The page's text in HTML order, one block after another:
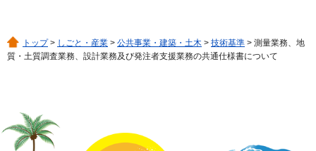
トップ> しごと・産業 > 公共事業・建築・土木 > 技術基準 > 測量業務、地
質・土質調査業務、設計業務及び発注者支援業務の共通仕様書について